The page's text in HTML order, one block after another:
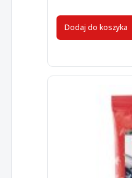
Dodaj do koszyka